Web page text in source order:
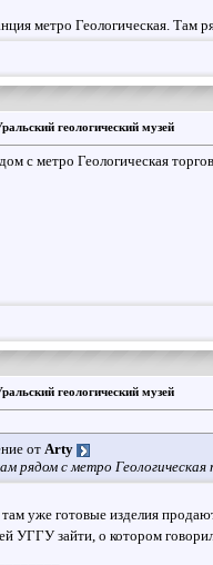
метро Геологическая.
геологический музей
с метро Геологическая
геологический музей
отArty
рядом с метро
уже готовые изделия
УГГУ зайти, о котором